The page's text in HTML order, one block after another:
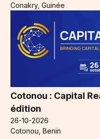
Conakry, Guinée
Cotonou : Capital
édition
26-10-2026
Cotonou, Benin